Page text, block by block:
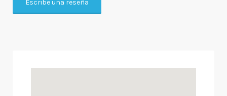
Escribe una reseña